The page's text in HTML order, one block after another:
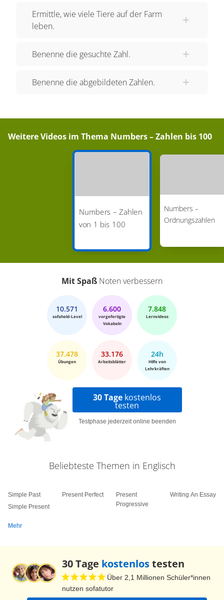
wird DIESE Zahl ausgesprochen? Sixty-eight.
Siehst du, es ist gar nicht so schwer! Auch DIESE
gemacht! Für die Zahlen von 1-100 solltest du dir
twenty", werden wie im Deutschen gebildet. Das
"twenty-one", werden dann von LINKS nach
rechts gelesen. Also NICHT wie im Deutschen
Schreiben außerdem nicht den Bindestrich! Wow,
DU HAST ES GESCHAFFT! Und das war erst
der Anfang in der unendlichen Welt der Zahlen.
Ermittle, wie viele Tiere auf der Farm
leben.
Benenne die gesuchte Zahl.
Benenne die abgebildeten Zahlen.
Weitere Videos im Thema Numbers – Zahlen bis 100
Numbers – Zahlen
von 1 bis 100
Numbers –
Ordnungszahlen
Mit Spaß Noten verbessern
10.571
sofaheld-Level
6.600
vorgefertigte
Vokabeln
7.848
Lernvideos
37.478
Übungen
33.176
Arbeitsblätter
24h
Hilfe von
Lehrkräften
30 Tage kostenlos
testen
Testphase jederzeit online beenden
Beliebteste Themen in Englisch
Simple Past
Simple Present
Present Perfect
Present
Progressive
Writing An Essay
Mehr
30 Tage kostenlostesten
Über 2,1 Millionen Schüler*innen
nutzen sofatutor